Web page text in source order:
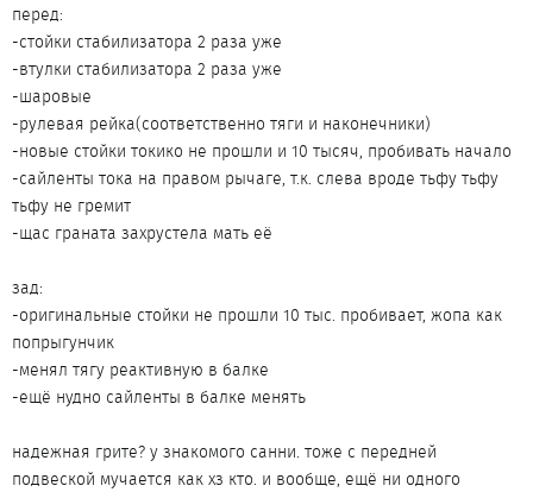
перед:
-стойки стабилизатора 2 раза уже
-втулки стабилизатора 2 раза уже
-шаровые
-рулевая рейка(соответственно тяги и наконечники)
-новые стойки токико не прошли и 10 тысяч, пробивать начало
-сайленты тока на правом рычаге, т.к. слева вроде тьфу тьфу
тьфу не гремит
-щас граната захрустела мать её
зад:
-оригинальные стойки не прошли 10 тыс. пробивает, жопа как
попрыгунчик
-менял тягу реактивную в балке
-ещё нудно сайленты в балке менять
надежная грите? у знакомого санни. тоже с передней
подвеской мучается как хз кто. и вообще, ещё ни одного